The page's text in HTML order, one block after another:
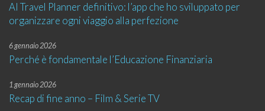
AI Travel Planner definitivo: l’app che ho sviluppato per
organizzare ogni viaggio alla perfezione
6 gennaio 2026
Perché è fondamentale l’Educazione Finanziaria
1 gennaio 2026
Recap di fine anno – Film & Serie TV